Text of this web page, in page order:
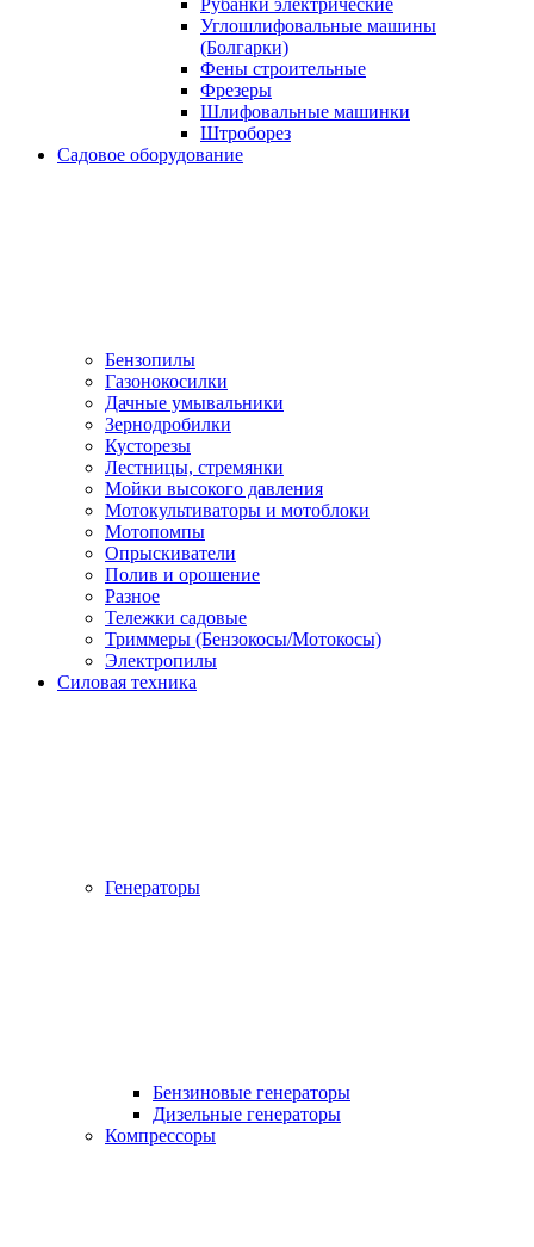
Рубанки электрические
Углошлифовальные машины
(Болгарки)
Фены строительные
Фрезеры
Шлифовальные машинки
Штроборез
Садовое оборудование
Бензопилы
Газонокосилки
Дачные умывальники
Зернодробилки
Кусторезы
Лестницы, стремянки
Мойки высокого давления
Мотокультиваторы и мотоблоки
Мотопомпы
Опрыскиватели
Полив и орошение
Разное
Тележки садовые
Триммеры (Бензокосы/Мотокосы)
Электропилы
Силовая техника
Генераторы
Бензиновые генераторы
Дизельные генераторы
Компрессоры